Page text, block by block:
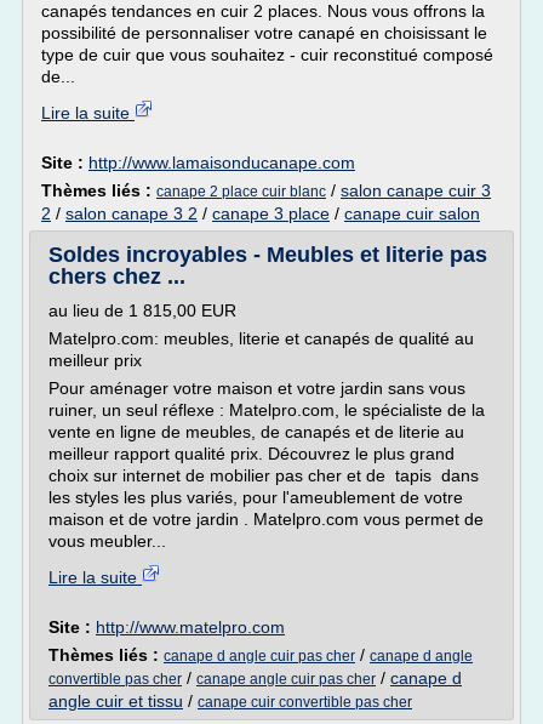
canapés tendances en cuir 2 places. Nous vous offrons la
possibilité de personnaliser votre canapé en choisissant le
type de cuir que vous souhaitez - cuir reconstitué composé
de...
Lire la suite
Site : http://www.lamaisonducanape.com
Thèmes liés : canape 2 place cuir blanc / salon canape cuir 3
2 / salon canape 3 2 / canape 3 place / canape cuir salon
Soldes incroyables - Meubles et literie pas
chers chez ...
au lieu de 1 815,00 EUR
Matelpro.com: meubles, literie et canapés de qualité au
meilleur prix
Pour aménager votre maison et votre jardin sans vous
ruiner, un seul réflexe : Matelpro.com, le spécialiste de la
vente en ligne de meubles, de canapés et de literie au
meilleur rapport qualité prix. Découvrez le plus grand
choix sur internet de mobilier pas cher et de tapis dans
les styles les plus variés, pour l'ameublement de votre
maison et de votre jardin . Matelpro.com vous permet de
vous meubler...
Lire la suite
Site : http://www.matelpro.com
Thèmes liés : canape d angle cuir pas cher / canape d angle
convertible pas cher / canape angle cuir pas cher / canape d
angle cuir et tissu / canape cuir convertible pas cher